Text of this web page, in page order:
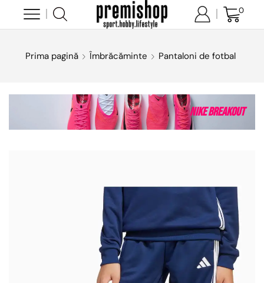
0
Prima pagină Îmbrăcăminte Pantaloni de fotbal
Nike Breakout